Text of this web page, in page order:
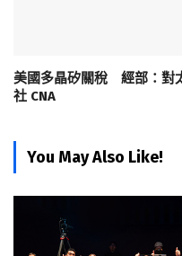
美國多晶矽關稅 經部：對
社 CNA
You May Also Like!